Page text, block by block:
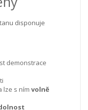
disponuje
demonstrace
lze s ním volně